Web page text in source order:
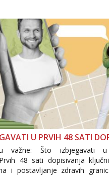
U PRVIH 48 SATI
važne: Što izbjegavati
48 sati dopisivanja
i postavljanje zdravih
prebrzo otkrivanje